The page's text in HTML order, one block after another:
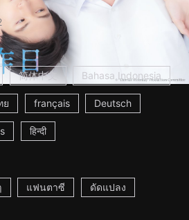
简体中文 Bahasa Indonesia
ย français Deutsch
हिन्दी
แฟนตาซี ดัดแปลง